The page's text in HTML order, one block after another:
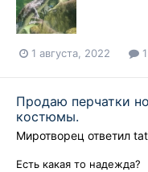
1 августа, 2022
Продаю перчатки
костюмы.
Миротворец ответил
Есть какая то надежда?